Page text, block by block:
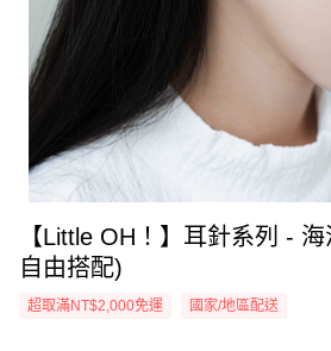
【Little OH！】耳針系列 -
自由搭配)
超取滿NT$2,000免運 國家/地區配送